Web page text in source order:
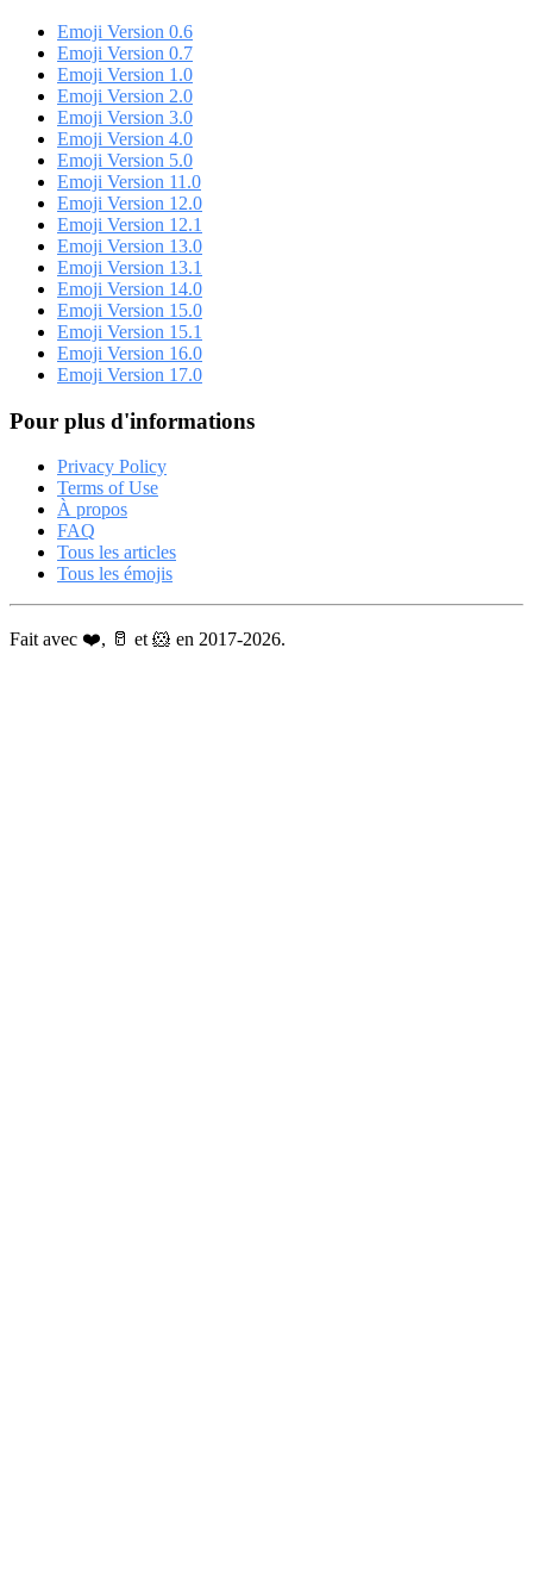
Emoji Version 0.6
Emoji Version 0.7
Emoji Version 1.0
Emoji Version 2.0
Emoji Version 3.0
Emoji Version 4.0
Emoji Version 5.0
Emoji Version 11.0
Emoji Version 12.0
Emoji Version 12.1
Emoji Version 13.0
Emoji Version 13.1
Emoji Version 14.0
Emoji Version 15.0
Emoji Version 15.1
Emoji Version 16.0
Emoji Version 17.0
Pour plus d'informations
Privacy Policy
Terms of Use
À propos
FAQ
Tous les articles
Tous les émojis
Fait avec ❤️, 🥛 et 🐹 en 2017-2026.